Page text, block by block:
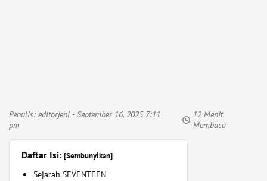
Penulis: editorjeni - September 16, 2025 7:11
pm
12 Menit
Membaca
Daftar Isi: [Sembunyikan]
Sejarah SEVENTEEN